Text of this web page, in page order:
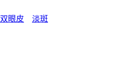
双眼皮 淡斑